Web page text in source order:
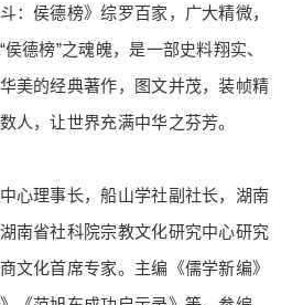
：侯德榜》综罗百家，广大精微，
德榜”之魂魄，是一部史料翔实、
美的经典著作，图文并茂，装帧精
人，让世界充满中华之芬芳。
心理事长，船山学社副社长，湖南
南省社科院宗教文化研究中心研究
文化首席专家。主编《儒学新编》